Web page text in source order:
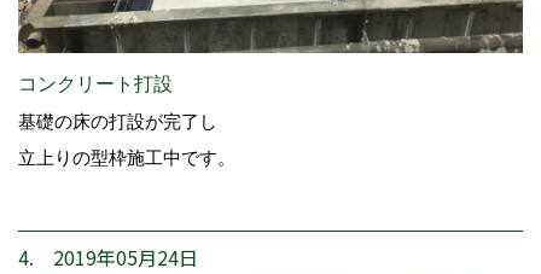
コンクリート打設
基礎の床の打設が完了し
立上りの型枠施工中です。
4. 2019年05月24日